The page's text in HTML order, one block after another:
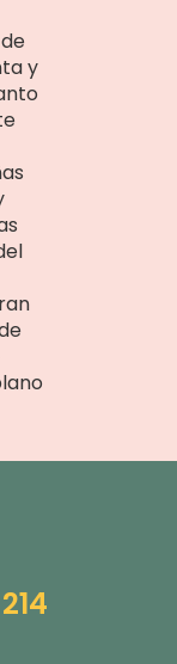
y
214